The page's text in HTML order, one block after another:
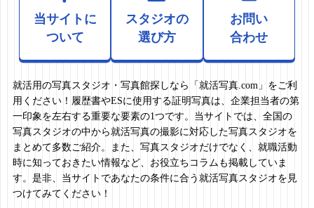
当サイトに
ついて
スタジオの
選び方
お問い
合わせ
就活用の写真スタジオ・写真館探しなら「就活写真.com」をご利
用ください！履歴書やESに使用する証明写真は、企業担当者の第
一印象を左右する重要な要素の1つです。当サイトでは、全国の
写真スタジオの中から就活写真の撮影に対応した写真スタジオを
まとめて多数ご紹介。また、写真スタジオだけでなく、就職活動
時に知っておきたい情報など、お役立ちコラムも掲載していま
す。是非、当サイトであなたの条件に合う就活写真スタジオを見
つけてみてください！